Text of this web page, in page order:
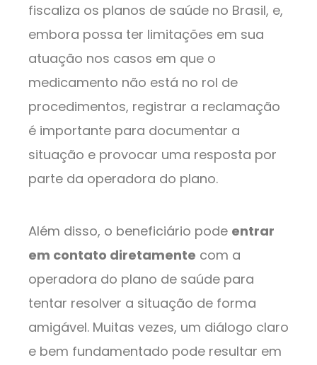
fiscaliza os planos de saúde no Brasil, e,
embora possa ter limitações em sua
atuação nos casos em que o
medicamento não está no rol de
procedimentos, registrar a reclamação
é importante para documentar a
situação e provocar uma resposta por
parte da operadora do plano.
Além disso, o beneficiário pode entrar
em contato diretamente com a
operadora do plano de saúde para
tentar resolver a situação de forma
amigável. Muitas vezes, um diálogo claro
e bem fundamentado pode resultar em